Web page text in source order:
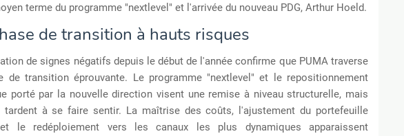
terme du programme "nextlevel" et l'arrivée du nouveau PDG, Arthur Hoeld.
de transition à hauts risques
de signes négatifs depuis le début de l'année confirme que PUMA traverse
de transition éprouvante. Le programme "nextlevel" et le repositionnement
porté par la nouvelle direction visent une remise à niveau structurelle, mais
tardent à se faire sentir. La maîtrise des coûts, l'ajustement du portefeuille
le redéploiement vers les canaux les plus dynamiques apparaissent